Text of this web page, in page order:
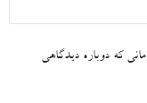
که دوباره دیدگاهی